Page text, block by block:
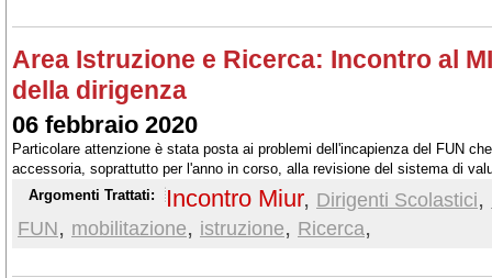
Area Istruzione e Ricerca: Incontro al
della dirigenza
06 febbraio 2020
Particolare attenzione è stata posta ai problemi dell'incapienza del FUN
accessoria, soprattutto per l'anno in corso, alla revisione del sistema di
una mobilità straordinaria per i dirigenti scolastici neoassunti.
Argomenti Trattati: Incontro Miur, Dirigenti Scolastici,
FUN, mobilitazione, istruzione, Ricerca,